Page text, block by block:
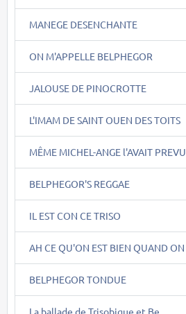
MANEGE DESENCHANTE
ON M'APPELLE BELPHEGOR
JALOUSE DE PINOCROTTE
L'IMAM DE SAINT OUEN DES TOITS
MÊME MICHEL-ANGE l'AVAIT PREVU
BELPHEGOR'S REGGAE
IL EST CON CE TRISO
AH CE QU'ON EST BIEN QUAND ON
BELPHEGOR TONDUE
La ballade de Trisobique et Be